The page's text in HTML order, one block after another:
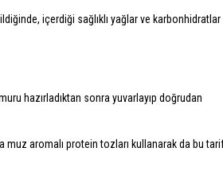
içerdiği sağlıklı yağlar ve karbonhidratlar
hazırladıktan sonra yuvarlayıp doğrudan
muz aromalı protein tozları kullanarak da bu